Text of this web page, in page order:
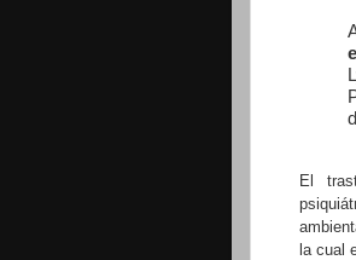
El
la cual